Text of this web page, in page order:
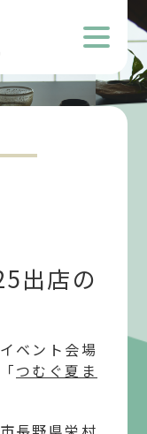
出店の
ベント会場
つむぐ夏ま